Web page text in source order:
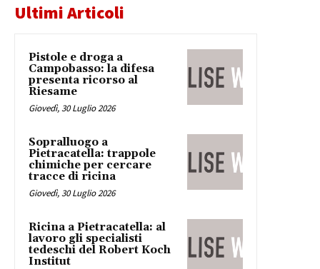
Ultimi Articoli
Pistole e droga a
Campobasso: la difesa
presenta ricorso al
Riesame
Giovedì, 30 Luglio 2026
Sopralluogo a
Pietracatella: trappole
chimiche per cercare
tracce di ricina
Giovedì, 30 Luglio 2026
Ricina a Pietracatella: al
lavoro gli specialisti
tedeschi del Robert Koch
Institut